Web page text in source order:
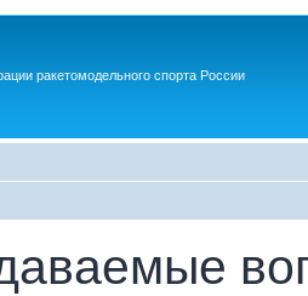
ракетомодельного спорта России